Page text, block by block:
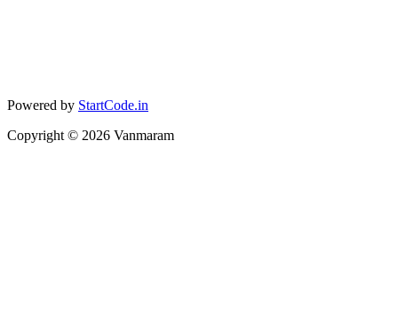
Powered by StartCode.in
Copyright © 2026 Vanmaram